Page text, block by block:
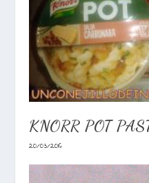
KNORR POT
20/03/2016